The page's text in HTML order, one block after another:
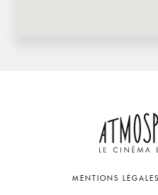
MENTIONS LÉGALES